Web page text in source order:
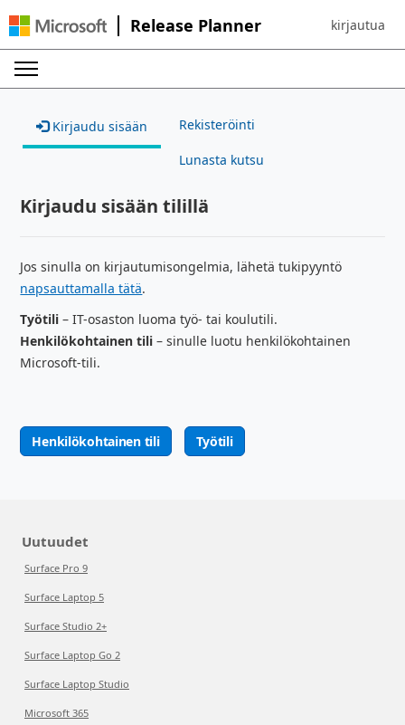
Release Planner Sign in to
kirjautua
Kirjaudu sisään Rekisteröinti
Lunasta kutsu
Kirjaudu sisään tilillä
Jos sinulla on kirjautumisongelmia, lähetä tukipyyntö
napsauttamalla tätä.
Työtili – IT-osaston luoma työ- tai koulutili.
Henkilökohtainen tili – sinulle luotu henkilökohtainen
Microsoft-tili.
Henkilökohtainen tili Työtili
Uutuudet
Surface Pro 9
Surface Laptop 5
Surface Studio 2+
Surface Laptop Go 2
Surface Laptop Studio
Microsoft 365